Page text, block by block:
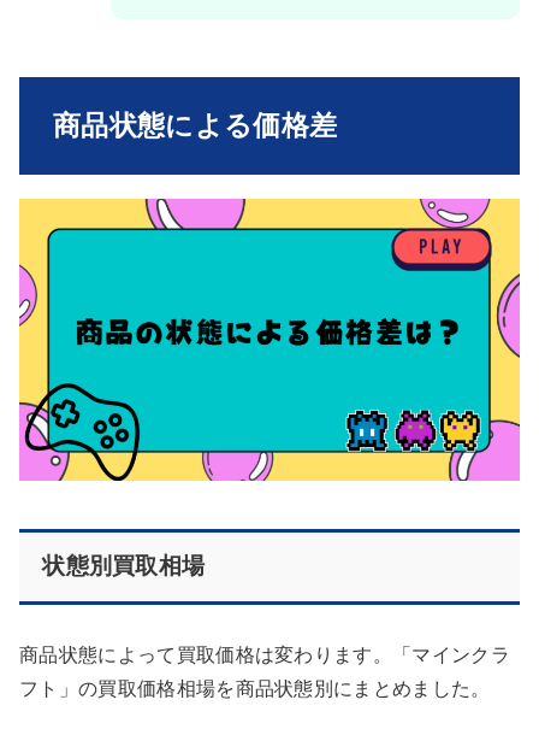
商品状態による価格差
状態別買取相場
商品状態によって買取価格は変わります。「マインクラ
フト」の買取価格相場を商品状態別にまとめました。